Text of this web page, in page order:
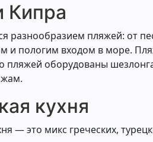
Кипра
разнообразием пляжей: от
и пологим входом в море.
пляжей оборудованы
кухня
— это микс греческих,